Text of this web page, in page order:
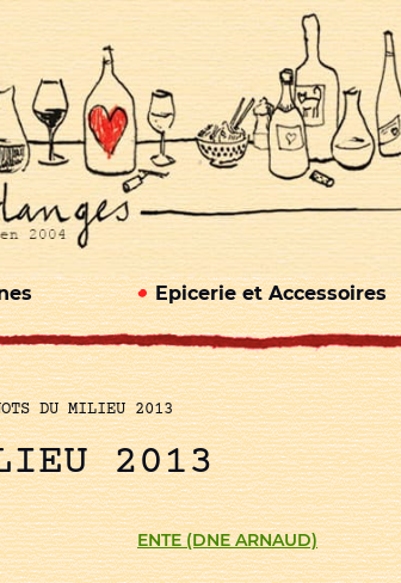
Epicerie et Accessoires
DU MILIEU 2013
2013
ENTE (DNE ARNAUD)